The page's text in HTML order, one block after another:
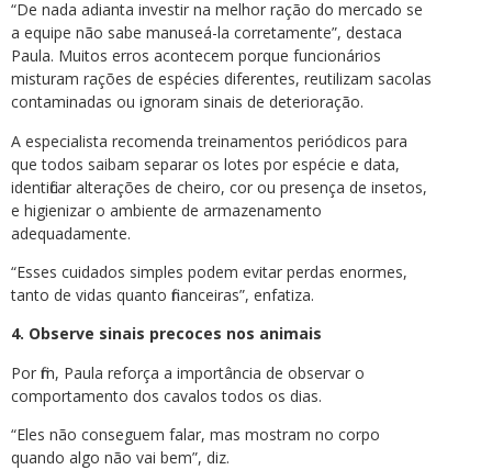
“De nada adianta investir na melhor ração do mercado se
a equipe não sabe manuseá-la corretamente”, destaca
Paula. Muitos erros acontecem porque funcionários
misturam rações de espécies diferentes, reutilizam sacolas
contaminadas ou ignoram sinais de deterioração.
A especialista recomenda treinamentos periódicos para
que todos saibam separar os lotes por espécie e data,
identificar alterações de cheiro, cor ou presença de insetos,
e higienizar o ambiente de armazenamento
adequadamente.
“Esses cuidados simples podem evitar perdas enormes,
tanto de vidas quanto financeiras”, enfatiza.
4. Observe sinais precoces nos animais
Por fim, Paula reforça a importância de observar o
comportamento dos cavalos todos os dias.
“Eles não conseguem falar, mas mostram no corpo
quando algo não vai bem”, diz.